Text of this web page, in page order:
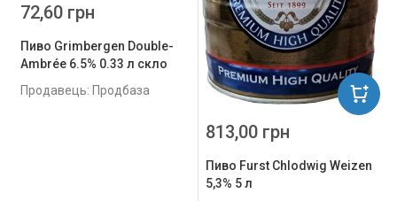
Пиво Grimbergen Double-
Ambrée 6.5% 0.33 л скло
Продавець: Продбаза
72,60 грн
Пиво Furst Chlodwig Weizen
5,3% 5 л
813,00 грн